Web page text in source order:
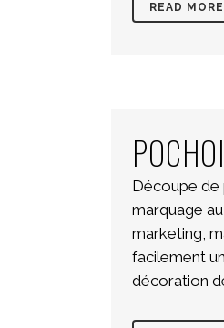
READ MORE
Découpe de
marquage
marketing,
facilement
décoration